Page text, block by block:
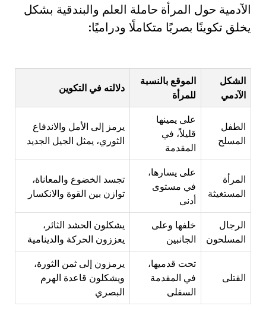
الآدمية حول المرأة حاملة العلم والبندقية بشكل
يخلق تكوينًا بصريًا متكاملًا ودراميًا:
الشكل
الآدمي
الموقع بالنسبة
للمرأة
دلالته في التكوين
الطفل
المسلح
على يمينها
قليلاً، في
المقدمة
يرمز إلى الأمل والاندفاع
الثوري، يمثل الجيل الجديد
المرأة
المستغيثة
على يسارها،
في مستوى
أدنى
تجسد الخضوع والمعاناة،
توازن بين القوة والانكسار
الرجال
المسلحون
خلفها وعلى
الجانبين
يشكلون الحشد الثائر،
يعززون الحركة والدينامية
القتلى
تحت قدميها،
في المقدمة
السفلى
يرمزون إلى ثمن الثورة،
ويشكلون قاعدة الهرم
البصري